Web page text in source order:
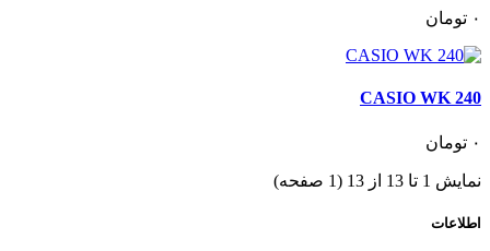
٠ تومان
CASIO WK 240
٠ تومان
نمایش 1 تا 13 از 13 (1 صفحه)
اطلاعات